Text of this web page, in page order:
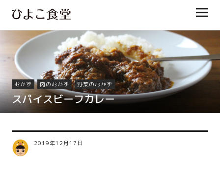
ひよこ食堂
おかず 肉のおかず 野菜のおかず
スパイスビーフカレー
2019年12月17日